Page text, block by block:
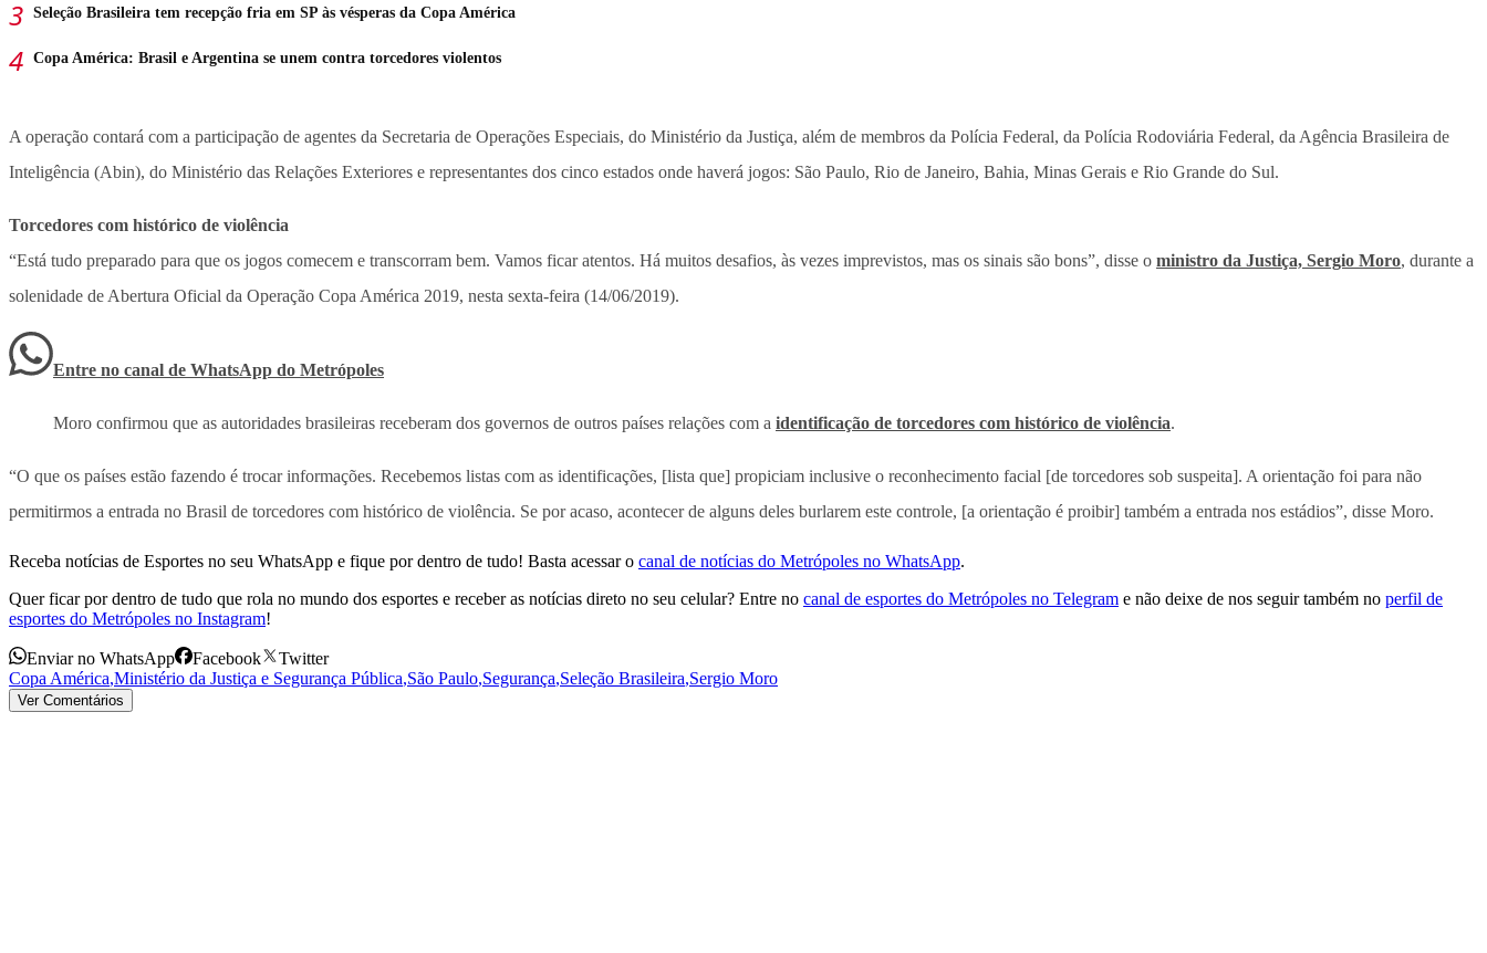
Seleção Brasileira tem recepção fria em SP às vésperas da Copa América
Copa América: Brasil e Argentina se unem contra torcedores violentos
A operação contará com a participação de agentes da Secretaria de Operações Especiais, do Ministério da Justiça, além de membros da Polícia Federal, da Polícia Rodoviária Federal, da Agência Brasileira de
Inteligência (Abin), do Ministério das Relações Exteriores e representantes dos cinco estados onde haverá jogos: São Paulo, Rio de Janeiro, Bahia, Minas Gerais e Rio Grande do Sul.
Torcedores com histórico de violência
“Está tudo preparado para que os jogos comecem e transcorram bem. Vamos ficar atentos. Há muitos desafios, às vezes imprevistos, mas os sinais são bons”, disse o ministro da Justiça, Sergio Moro, durante a
solenidade de Abertura Oficial da Operação Copa América 2019, nesta sexta-feira (14/06/2019).
Entre no canal de WhatsApp do Metrópoles
Moro confirmou que as autoridades brasileiras receberam dos governos de outros países relações com a identificação de torcedores com histórico de violência.
“O que os países estão fazendo é trocar informações. Recebemos listas com as identificações, [lista que] propiciam inclusive o reconhecimento facial [de torcedores sob suspeita]. A orientação foi para não
permitirmos a entrada no Brasil de torcedores com histórico de violência. Se por acaso, acontecer de alguns deles burlarem este controle, [a orientação é proibir] também a entrada nos estádios”, disse Moro.
Receba notícias de Esportes no seu WhatsApp e fique por dentro de tudo! Basta acessar o canal de notícias do Metrópoles no WhatsApp.
Quer ficar por dentro de tudo que rola no mundo dos esportes e receber as notícias direto no seu celular? Entre no canal de esportes do Metrópoles no Telegram e não deixe de nos seguir também no perfil de
esportes do Metrópoles no Instagram!
Enviar no WhatsApp Facebook
Twitter
Copa América,Ministério da Justiça e Segurança Pública,São Paulo,Segurança,Seleção Brasileira,Sergio Moro
Ver Comentários